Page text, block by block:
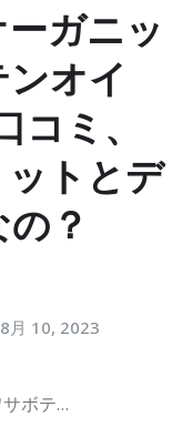
ガニッ
オイ
ミ、
トとデ
？
8月 10, 2023
ボテ…